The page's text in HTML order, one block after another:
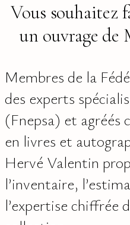
Vous souhaitez
un ouvrage de
Membres de la
des experts
(Fnepsa) et agréés
en livres et
Hervé Valentin
l’inventaire,
l’expertise chiffrée